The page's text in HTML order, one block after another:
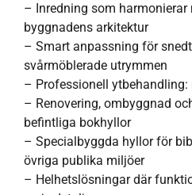
– Inredning som
byggnadens arkitektur
– Smart anpassning för
svårmöblerade utrymmen
– Professionell
– Renovering, ombyggnad
befintliga bokhyllor
– Specialbyggda hyllor för
övriga publika miljöer
– Helhetslösningar där